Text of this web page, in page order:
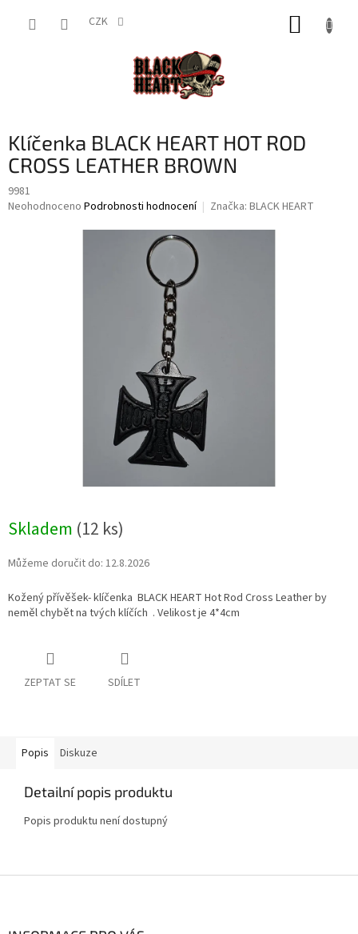
CZK
Klíčenka BLACK HEART HOT ROD
CROSS LEATHER BROWN
9981
Průměrné
Neohodnoceno Podrobnosti hodnocení Značka: BLACK HEART
Skladem (12 ks)
Můžeme doručit do: 12.8.2026
Kožený přívěšek- klíčenka BLACK HEART Hot Rod Cross Leather by
neměl chybět na tvých klíčích . Velikost je 4*4cm
ZEPTAT SE SDÍLET
Popis Diskuze
Detailní popis produktu
Popis produktu není dostupný